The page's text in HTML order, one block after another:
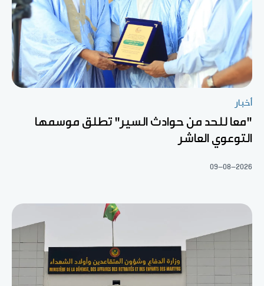
أخبار
"معا للحد من حوادث السير" تطلق موسمها
التوعوي العاشر
09-08-2026